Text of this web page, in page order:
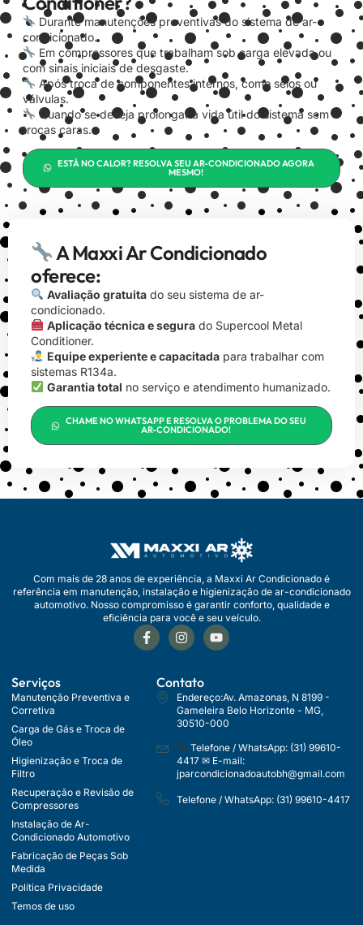
A Maxxi Ar Condicionado
oferece:
Avaliação gratuitado seu sistema de ar-
condicionado.
Aplicação técnica e segurado Supercool Metal
Conditioner.
Equipe experiente e capacitadapara trabalhar com
sistemas R134a.
Garantia total no serviço e atendimento humanizado.
CHAME NO WHATSAPP E RESOLVA O PROBLEMA DO SEU
AR-CONDICIONADO!
Durante manutenções preventivas do sistema de ar-
condicionado.
Em compressores que trabalham sob carga elevada ou
com sinais iniciais de desgaste.
Após troca de componentes internos, como selos ou
válvulas.
Quando se deseja prolongar a vida útil do sistema sem
trocas caras.
ESTÁ NO CALOR? RESOLVA SEU AR-CONDICIONADO AGORA
MESMO!
Com mais de 28 anos de experiência, a Maxxi Ar Condicionado é
referência em manutenção, instalação e higienização de ar-condicionado
automotivo. Nosso compromisso é garantir conforto, qualidade e
eficiência para você e seu veículo.
Serviços
Manutenção Preventiva e
Corretiva
Carga de Gás e Troca de
Óleo
Higienização e Troca de
Filtro
Recuperação e Revisão de
Compressores
Instalação de Ar-
Condicionado Automotivo
Fabricação de Peças Sob
Medida
Política Privacidade
Temos de uso
Contato
Endereço:Av. Amazonas, N 8199 -
Gameleira Belo Horizonte - MG,
30510-000
Telefone / WhatsApp: (31) 99610-
4417 ✉ E-mail:
jparcondicionadoautobh@gmail.com
Telefone / WhatsApp: (31) 99610-4417